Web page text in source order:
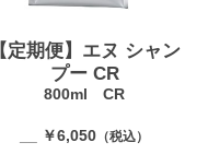
【定期便】エヌ シャン
プー CR
800ml CR
__ ￥6,050 （税込）